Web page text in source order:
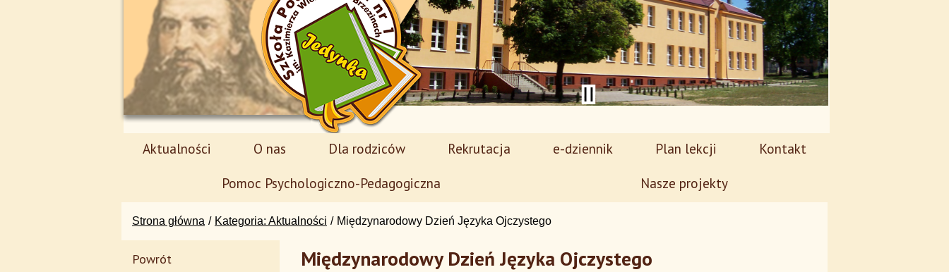
Aktualności O nas Dla rodziców Rekrutacja e-dziennik Plan lekcji
Kontakt
Pomoc Psychologiczno-Pedagogiczna
Nasze projekty
Strona główna Kategoria: Aktualności Międzynarodowy Dzień Języka Ojczystego
Międzynarodowy Dzień Języka Ojczystego
Powrót